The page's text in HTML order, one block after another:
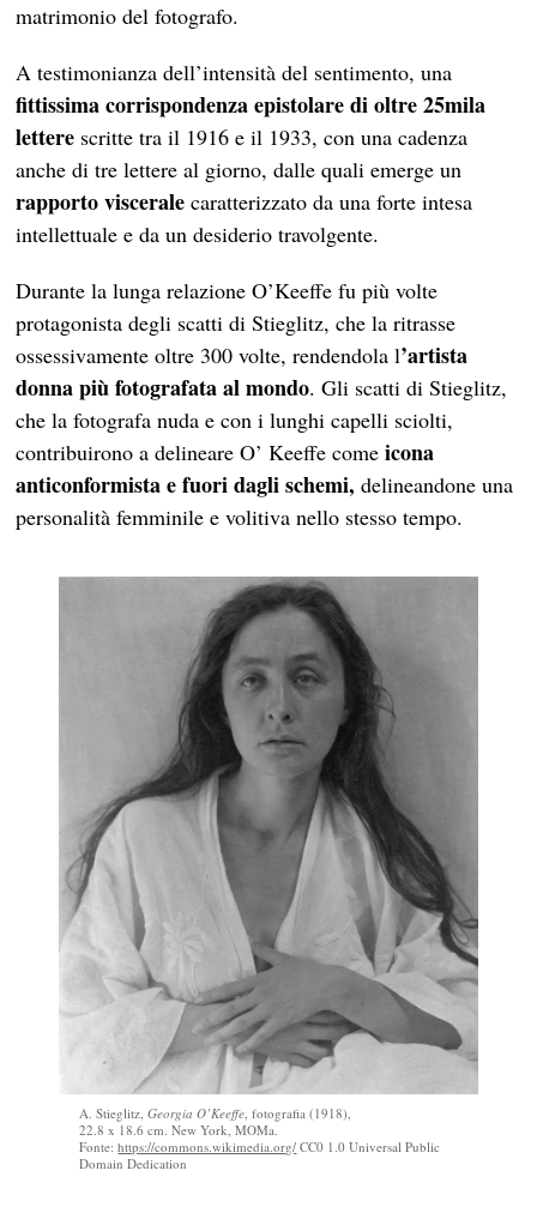
matrimonio del fotografo.
A testimonianza dell’intensità del sentimento, una
fittissima corrispondenza epistolare di oltre 25mila
lettere scritte tra il 1916 e il 1933, con una cadenza
anche di tre lettere al giorno, dalle quali emerge un
rapporto viscerale caratterizzato da una forte intesa
intellettuale e da un desiderio travolgente.
Durante la lunga relazione O’Keeffe fu più volte
protagonista degli scatti di Stieglitz, che la ritrasse
ossessivamente oltre 300 volte, rendendola l’artista
donna più fotografata al mondo. Gli scatti di Stieglitz,
che la fotografa nuda e con i lunghi capelli sciolti,
contribuirono a delineare O’ Keeffe comeicona
anticonformista e fuori dagli schemi, delineandone una
personalità femminile e volitiva nello stesso tempo.
A. Stieglitz,Georgia O’Keeffe, fotografia (1918),
22.8 x 18.6 cm. New York, MOMa.
Fonte:https://commons.wikimedia.org/ CC0 1.0 Universal Public
Domain Dedication